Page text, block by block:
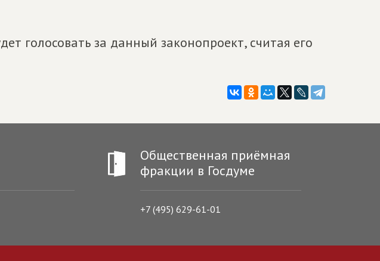
голосовать за данный законопроект, считая его
Общественная приёмная
фракции в Госдуме
+7 (495) 629-61-01